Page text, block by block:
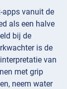
apps vanuit de
als een halve
bij de
is de
van
met grip
neem water